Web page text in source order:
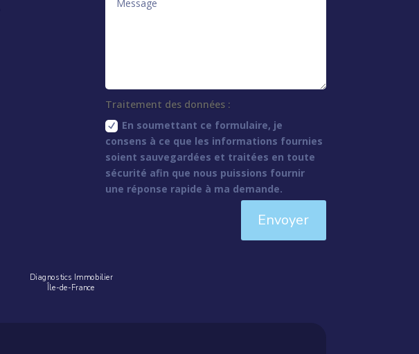
Traitement des données :
En soumettant ce formulaire, je
consens à ce que les informations fournies
soient sauvegardées et traitées en toute
sécurité afin que nous puissions fournir
une réponse rapide à ma demande.
Envoyer
Diagnostics Immobilier
Île-de-France